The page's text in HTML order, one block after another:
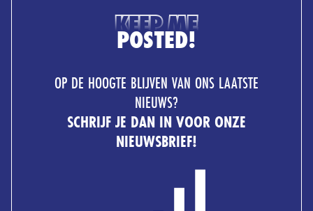
KEEP ME
POSTED!
OP DE HOOGTE BLIJVEN VAN ONS LAATSTE
NIEUWS?
SCHRIJF JE DAN IN VOOR ONZE
NIEUWSBRIEF!